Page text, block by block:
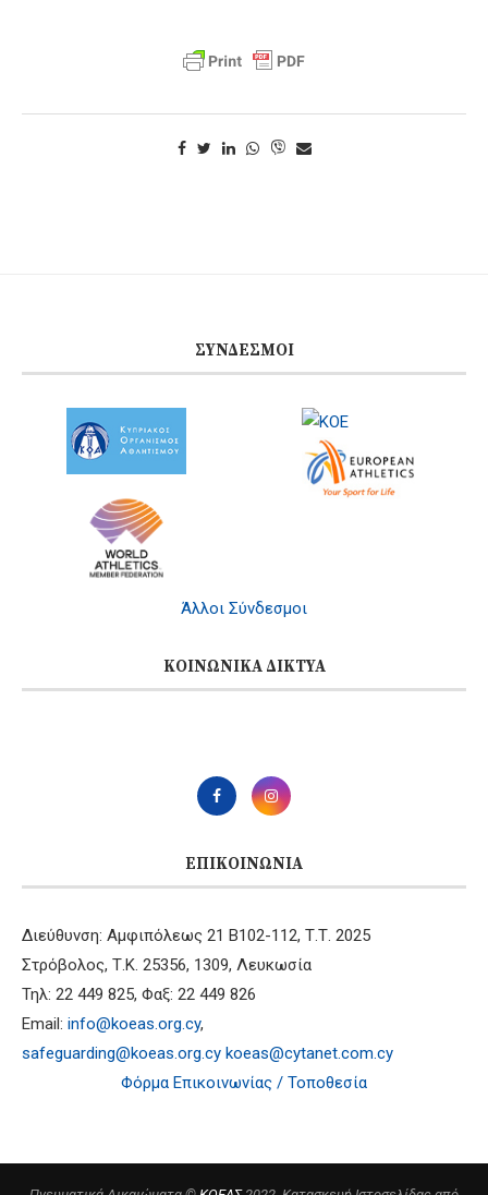
ΣΎΝΔΕΣΜΟΙ
Άλλοι Σύνδεσμοι
ΚΟΙΝΩΝΙΚΆ ΔΊΚΤΥΑ
ΕΠΙΚΟΙΝΩΝΊΑ
Διεύθυνση: Αμφιπόλεως 21 B102-112, Τ.Τ. 2025
Στρόβολος, Τ.Κ. 25356, 1309, Λευκωσία
Τηλ: 22 449 825, Φαξ: 22 449 826
Email: info@koeas.org.cy,
safeguarding@koeas.org.cy koeas@cytanet.com.cy
Φόρμα Επικοινωνίας / Τοποθεσία